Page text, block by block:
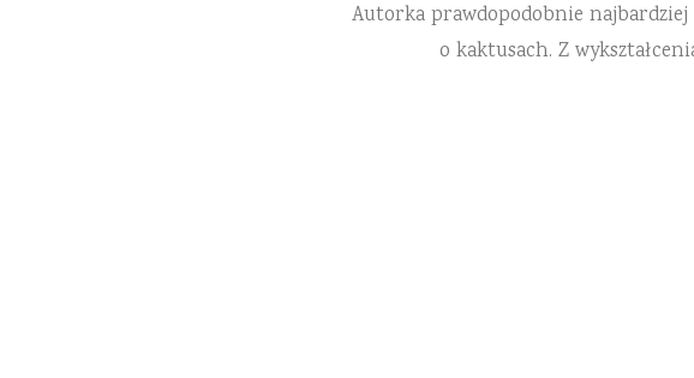
Autorka prawdopodobnie
o kaktusach. Z